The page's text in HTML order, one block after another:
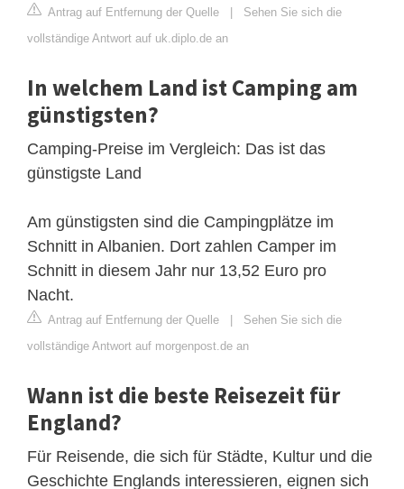
Antrag auf Entfernung der Quelle | Sehen Sie sich die
vollständige Antwort auf uk.diplo.de an
In welchem Land ist Camping am
günstigsten?
Camping-Preise im Vergleich: Das ist das
günstigste Land
Am günstigsten sind die Campingplätze im
Schnitt in Albanien. Dort zahlen Camper im
Schnitt in diesem Jahr nur 13,52 Euro pro
Nacht.
Antrag auf Entfernung der Quelle | Sehen Sie sich die
vollständige Antwort auf morgenpost.de an
Wann ist die beste Reisezeit für
England?
Für Reisende, die sich für Städte, Kultur und die
Geschichte Englands interessieren, eignen sich